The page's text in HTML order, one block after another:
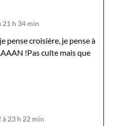
21 h 34 min
pense croisière, je pense à
!Pas culte mais que
23 h 22 min